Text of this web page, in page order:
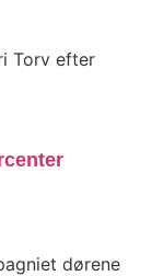
Torv efter
dørene